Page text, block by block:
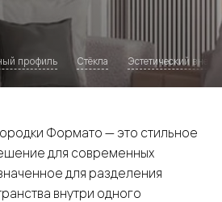
профиль Стёкла Эстетический
Формато — это стильное
для современных
для разделения
внутри одного